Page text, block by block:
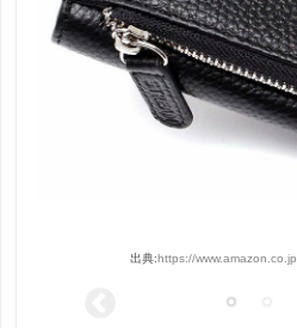
出典: https://www.amazon.co.jp